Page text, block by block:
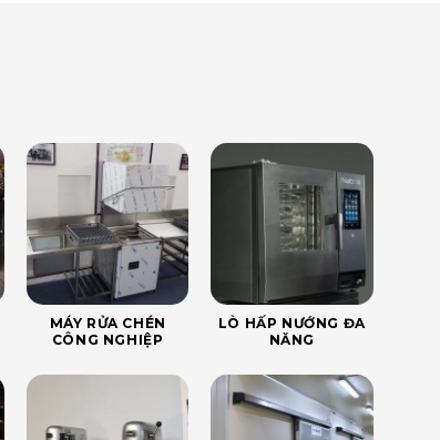
MÁY RỬA CHÉN
CÔNG NGHIỆP
LÒ HẤP NƯỚNG ĐA
NĂNG